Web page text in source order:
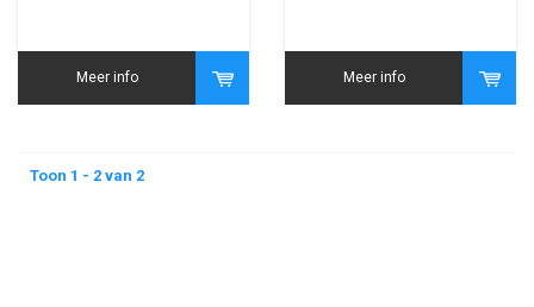
Meer info Meer info
Toon 1 - 2 van 2